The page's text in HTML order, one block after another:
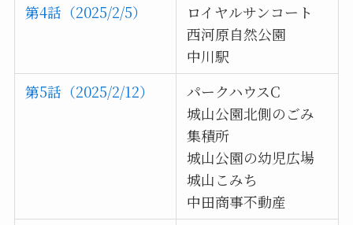
第4話（2025/2/5）
ロイヤルサンコート
西河原自然公園
中川駅
第5話（2025/2/12）
パークハウスC
城山公園北側のごみ
集積所
城山公園の幼児広場
城山こみち
中田商事不動産